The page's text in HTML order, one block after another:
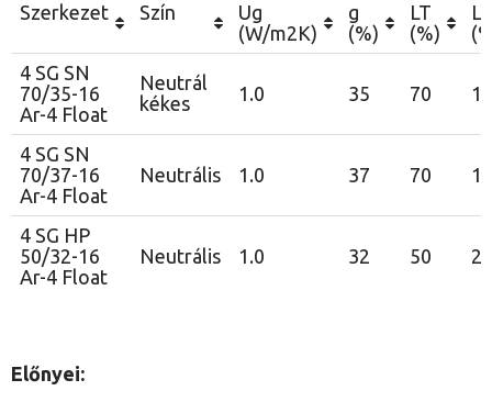
Szerkezet Szín
Ug
(W/m2K)
g
(%)
LT
(%)
4 SG SN
70/35-16
Ar-4 Float
Neutrál
kékes
1.0 35 70 14
4 SG SN
70/37-16
Ar-4 Float
Neutrális 1.0 37 70 11
4 SG HP
50/32-16
Ar-4 Float
Neutrális 1.0 32 50 23
Előnyei: